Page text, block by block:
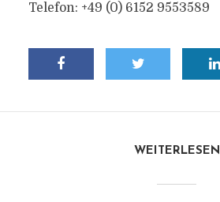
Telefon: +49 (0) 6152 9553589
WEITERLESEN